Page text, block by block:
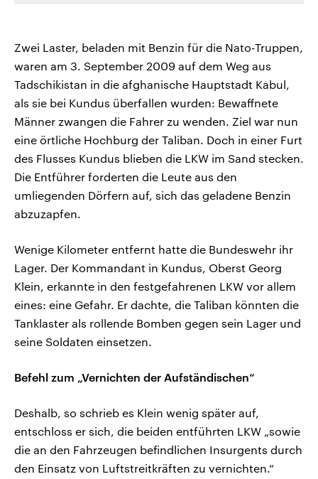
Zwei Laster, beladen mit Benzin für die Nato-Truppen,
waren am 3. September 2009 auf dem Weg aus
Tadschikistan in die afghanische Hauptstadt Kabul,
als sie bei Kundus überfallen wurden: Bewaffnete
Männer zwangen die Fahrer zu wenden. Ziel war nun
eine örtliche Hochburg der Taliban. Doch in einer Furt
des Flusses Kundus blieben die LKW im Sand stecken.
Die Entführer forderten die Leute aus den
umliegenden Dörfern auf, sich das geladene Benzin
abzuzapfen.
Wenige Kilometer entfernt hatte die Bundeswehr ihr
Lager. Der Kommandant in Kundus, Oberst Georg
Klein, erkannte in den festgefahrenen LKW vor allem
eines: eine Gefahr. Er dachte, die Taliban könnten die
Tanklaster als rollende Bomben gegen sein Lager und
seine Soldaten einsetzen.
Befehl zum „Vernichten der Aufständischen“
Deshalb, so schrieb es Klein wenig später auf,
entschloss er sich, die beiden entführten LKW „sowie
die an den Fahrzeugen befindlichen Insurgents durch
den Einsatz von Luftstreitkräften zu vernichten.“